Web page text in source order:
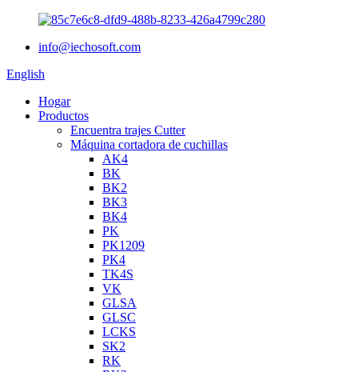
info@iechosoft.com
English
Hogar
Productos
Encuentra trajes Cutter
Máquina cortadora de cuchillas
AK4
BK
BK2
BK3
BK4
PK
PK1209
PK4
TK4S
VK
GLSA
GLSC
LCKS
SK2
RK